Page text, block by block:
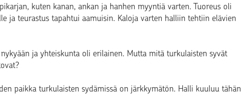
kuten kanan, ankan ja hanhen myyntiä varten. Tuoreus oli
ja teurastus tapahtui aamuisin. Kaloja varten halliin tehtiin elävien
ja yhteiskunta oli erilainen. Mutta mitä turkulaisten syvät
paikka turkulaisten sydämissä on järkkymätön. Halli kuuluu tähän